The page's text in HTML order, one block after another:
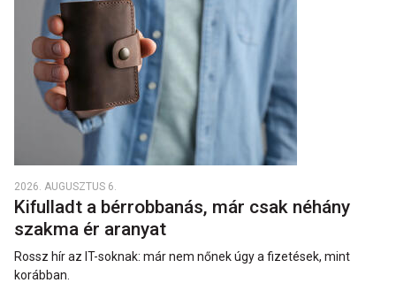
2026. AUGUSZTUS 6.
Kifulladt a bérrobbanás, már csak néhány
szakma ér aranyat
Rossz hír az IT-soknak: már nem nőnek úgy a fizetések, mint
korábban.